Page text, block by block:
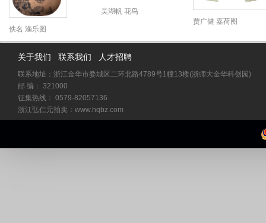
佚名 渔乐图
吴湖帆 花鸟
贾广健 嘉荷图
关于我们 联系我们 人才招聘
联系地址：浙江金华市婺城区二环北路4789号1幢13楼(浙师大金华科创园)
邮 编： 321000
征集热线： 0579-82057136
浙江弘仁元拍卖：www.hqbz.com